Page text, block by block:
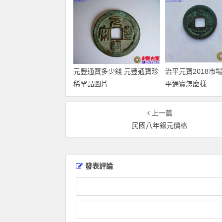
元豐通寶多少錢 元豐通寶珍
稀罕品圖片
治平元寶2018市
平通寶怎麼樣
上一篇
民國八年銀元價格
發表評論